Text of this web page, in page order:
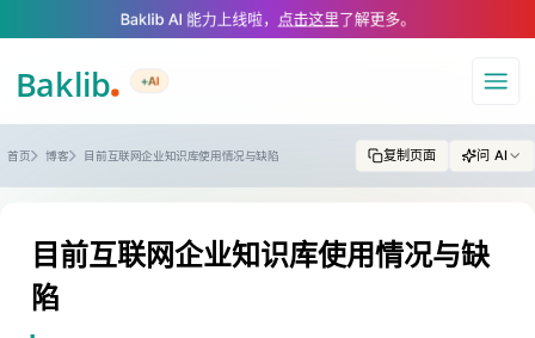
A Markdown version of this page is available at https://
Baklib AI 能力上线啦， 点击这里了解更多。
+AI
导航
首页 博客 目前互联网企业知识库使用情况与缺陷 复制页面 问 AI
目前互联网企业知识库使用情况与缺
陷